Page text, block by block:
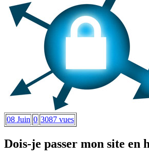
08 Juin 0 3087 vues
Dois-je passer mon site en